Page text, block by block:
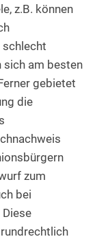
z.B. können
sich am besten
gebietet
die
zum
bei